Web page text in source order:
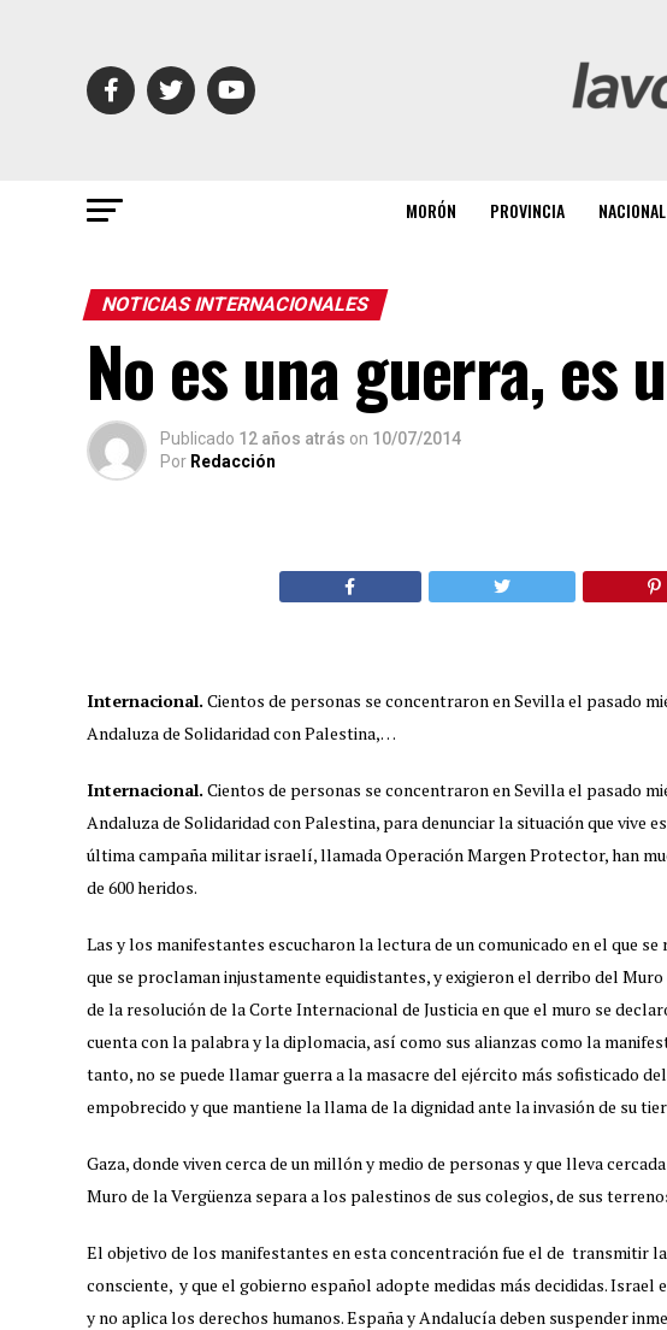
MORÓN PROVINCIA NACIONAL
NOTICIAS INTERNACIONALES
No es una guerra, es
Publicado 12 años atrás on 10/07/2014
Por Redacción
Internacional. Cientos de personas se concentraron en Sevilla el pasado
Andaluza de Solidaridad con Palestina,…
Internacional. Cientos de personas se concentraron en Sevilla el pasado
Andaluza de Solidaridad con Palestina, para denunciar la situación que vive
última campaña militar israelí, llamada Operación Margen Protector, han
de 600 heridos.
Las y los manifestantes escucharon la lectura de un comunicado en el que
que se proclaman injustamente equidistantes, y exigieron el derribo del
de la resolución de la Corte Internacional de Justicia en que el muro se
cuenta con la palabra y la diplomacia, así como sus alianzas como la
tanto, no se puede llamar guerra a la masacre del ejército más sofisticado
empobrecido y que mantiene la llama de la dignidad ante la invasión de su
Gaza, donde viven cerca de un millón y medio de personas y que lleva
Muro de la Vergüenza separa a los palestinos de sus colegios, de sus
El objetivo de los manifestantes en esta concentración fue el de transmitir la
consciente, y que el gobierno español adopte medidas más decididas.
y no aplica los derechos humanos. España y Andalucía deben suspender